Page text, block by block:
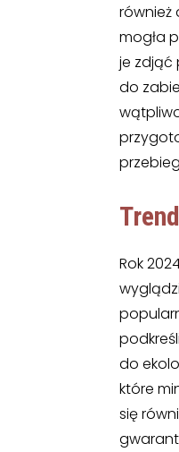
również
mogła
je zdjąć
do
Rok
do
które
się